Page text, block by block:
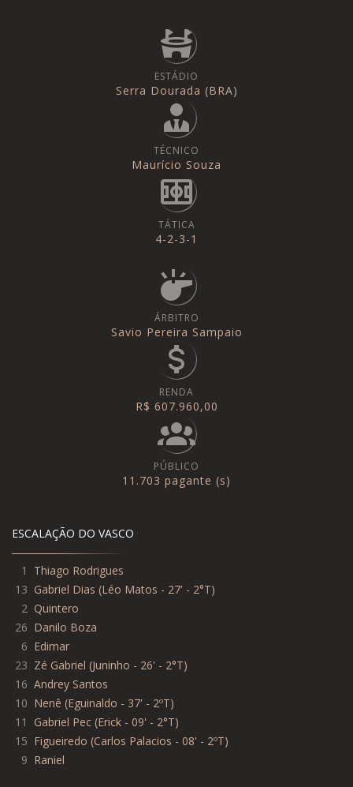
ESTÁDIO
Serra Dourada (BRA)
TÉCNICO
Maurício Souza
TÁTICA
4-2-3-1
ÁRBITRO
Savio Pereira Sampaio
RENDA
R$ 607.960,00
PÚBLICO
11.703 pagante (s)
ESCALAÇÃO DO VASCO
1
Thiago Rodrigues
13 Gabriel Dias (Léo Matos - 27' - 2°T)
2 Quintero
26 Danilo Boza
6 Edimar
23 Zé Gabriel (Juninho - 26' - 2°T)
16 Andrey Santos
10 Nenê (Eguinaldo - 37' - 2ºT)
11
Gabriel Pec (Erick - 09' - 2°T)
15 Figueiredo (Carlos Palacios - 08' - 2ºT)
9 Raniel